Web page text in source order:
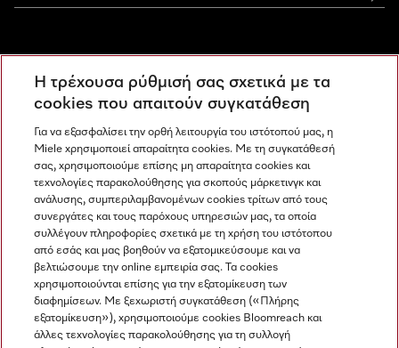
Ανακαλύψτε τα Miele Experience Center
Newsletter
Miele στο Instagram
Miele στο Facebook
Miele στο Youtube
Η τρέχουσα ρύθμισή σας σχετικά με τα
cookies που απαιτούν συγκατάθεση
Για να εξασφαλίσει την ορθή λειτουργία του ιστότοπού μας, η
Miele χρησιμοποιεί απαραίτητα cookies. Με τη συγκατάθεσή
σας, χρησιμοποιούμε επίσης μη απαραίτητα cookies και
τεχνολογίες παρακολούθησης για σκοπούς μάρκετινγκ και
ανάλυσης, συμπεριλαμβανομένων cookies τρίτων από τους
συνεργάτες και τους παρόχους υπηρεσιών μας, τα οποία
συλλέγουν πληροφορίες σχετικά με τη χρήση του ιστότοπου
από εσάς και μας βοηθούν να εξατομικεύσουμε και να
βελτιώσουμε την online εμπειρία σας. Τα cookies
χρησιμοποιούνται επίσης για την εξατομίκευση των
διαφημίσεων. Με ξεχωριστή συγκατάθεση («Πλήρης
εξατομίκευση»), χρησιμοποιούμε cookies Bloomreach και
άλλες τεχνολογίες παρακολούθησης για τη συλλογή